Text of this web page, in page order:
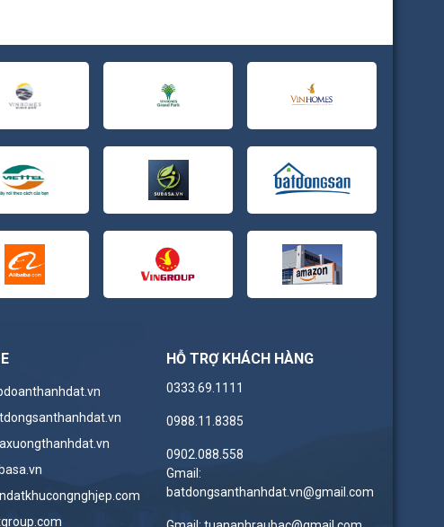
HỖ TRỢ KHÁCH HÀNG
0333.69.1111
0988.11.8385
0902.088.558
Gmail:
batdongsanthanhdat.vn@gmail.com